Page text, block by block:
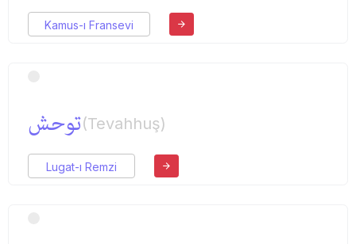
Kamus-ı Fransevi
توحش(Tevahhuş)
Lugat-ı Remzi